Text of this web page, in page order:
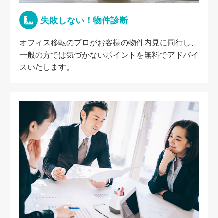
失敗しない！物件診断
オフィス移転のプロがお客様の物件内見に同行し、
一般の方では気づかないポイントを無料でアドバイ
スいたします。